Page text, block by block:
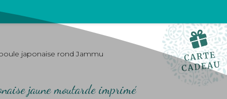
japonaise rond Jammu
jaune moutarde imprimé